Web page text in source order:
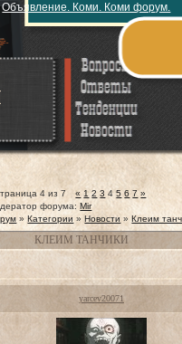
Объявление. Коми. Коми форум.
4 из7 « 1 2 3 4 5 6 7 »
форума:Mir
» Категории » Новости » Клеим
КЛЕИМ ТАНЧИКИ
yarcev20071